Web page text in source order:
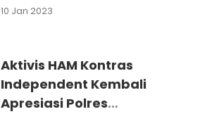
10 Jan 2023
Aktivis HAM Kontras
Independent Kembali
Apresiasi Polres